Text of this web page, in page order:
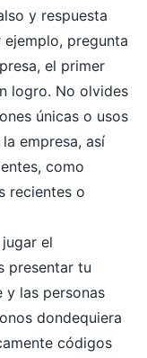
y respuesta
pregunta
el primer
logro. No olvides
únicas o usos
empresa, así
como
recientes o
el
presentar tu
y las personas
dondequiera
códigos